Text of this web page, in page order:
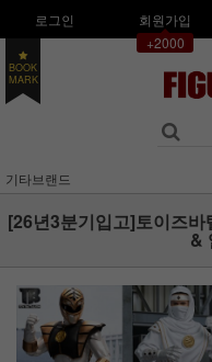
로그인
회원가입
+2000
BOOK
MARK
기타브랜드
[26년3분기입고]토이즈
&